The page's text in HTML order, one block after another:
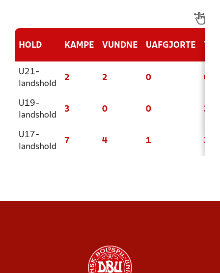
HOLD KAMPE VUNDNE UAFGJORTE
U21-
landshold
2 2 0 0
U19-
landshold
3 0 0 3
U17-
landshold
7 4 1 2